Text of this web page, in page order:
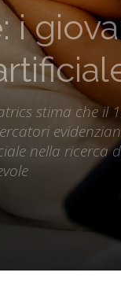
i
stima che
nella